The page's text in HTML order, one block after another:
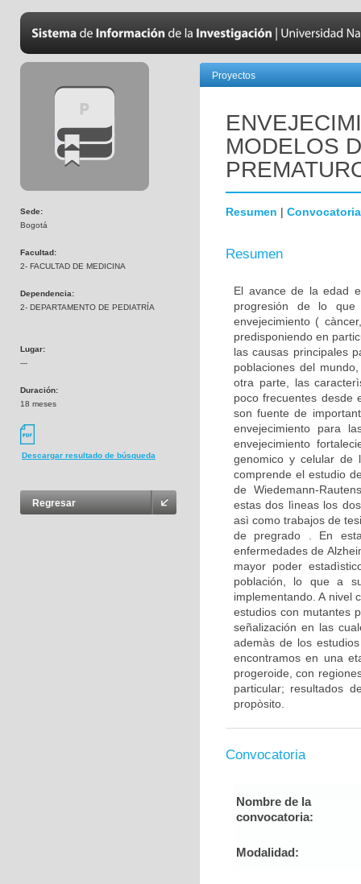
Sede:
Bogotá
Facultad:
2- FACULTAD DE MEDICINA
Dependencia:
2- DEPARTAMENTO DE PEDIATRÍA
Lugar:
---
Duración:
18 meses
Descargar resultado de búsqueda
Regresar
Proyectos
MODELOS
Resumen | Convocatoria
Resumen
El avance de la edad
progresión de lo que
envejecimiento (
predisponiendo en
las causas principales
poblaciones del
otra parte, las
poco frecuentes desde
son fuente de
envejecimiento para
envejecimiento
genomico y celular de
comprende el estudio
de Wiedemann-
estas dos lìneas los
asì como trabajos de
de pregrado . En
enfermedades de
mayor poder
población, lo que a
implementando. A nivel
estudios con mutantes
señalización en las
ademàs de los
encontramos en una
progeroide, con
particular; resultados
propòsito.
Convocatoria
Nombre de la
convocatoria:
Modalidad: